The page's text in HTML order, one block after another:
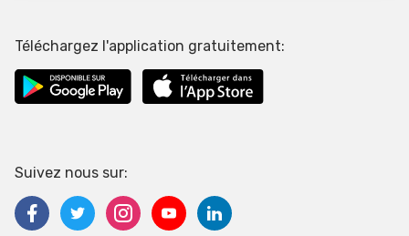
Téléchargez l'application gratuitement:
Suivez nous sur: